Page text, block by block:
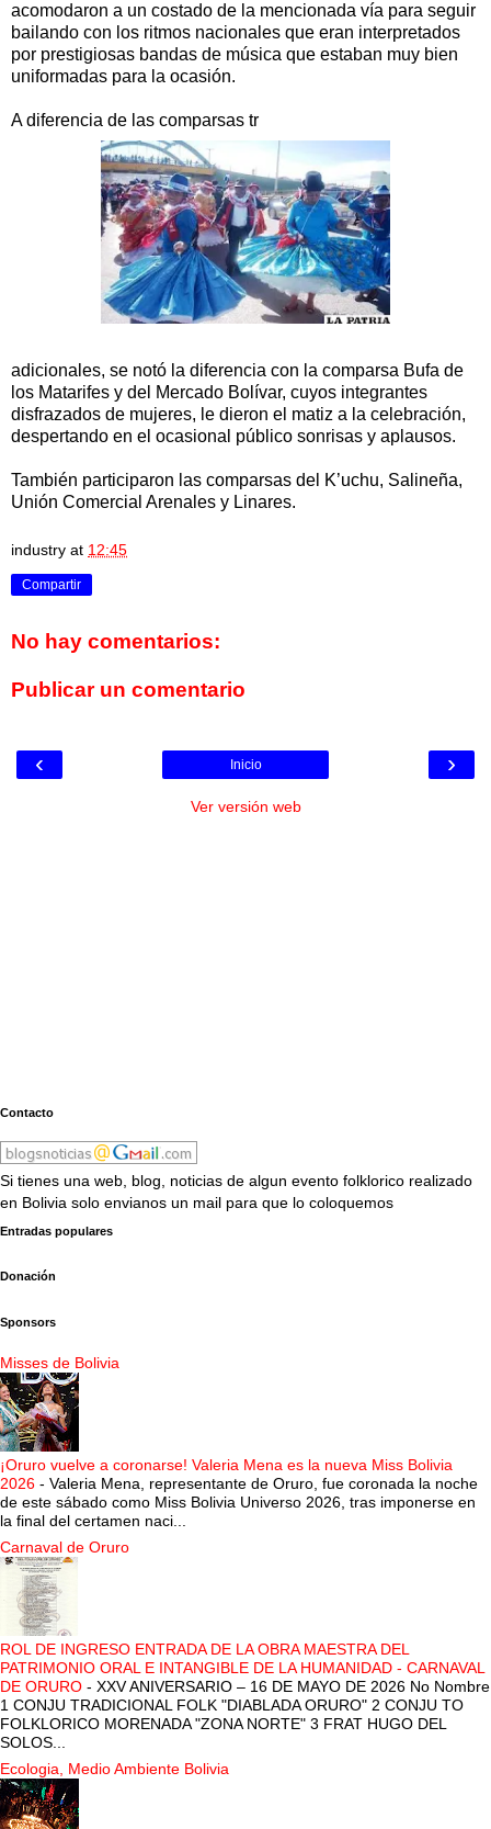
acomodaron a un costado de la mencionada vía para seguir
bailando con los ritmos nacionales que eran interpretados
por prestigiosas bandas de música que estaban muy bien
uniformadas para la ocasión.
A diferencia de las comparsas tr
adicionales, se notó la diferencia con la comparsa Bufa de
los Matarifes y del Mercado Bolívar, cuyos integrantes
disfrazados de mujeres, le dieron el matiz a la celebración,
despertando en el ocasional público sonrisas y aplausos.
También participaron las comparsas del K’uchu, Salineña,
Unión Comercial Arenales y Linares.
industry at 12:45
Compartir
No hay comentarios:
Publicar un comentario
‹ ›
Inicio
Ver versión web
Contacto
Si tienes una web, blog, noticias de algun evento folklorico realizado
en Bolivia solo envianos un mail para que lo coloquemos
Entradas populares
Donación
Sponsors
Misses de Bolivia
¡Oruro vuelve a coronarse! Valeria Mena es la nueva Miss Bolivia
2026 - Valeria Mena, representante de Oruro, fue coronada la noche
de este sábado como Miss Bolivia Universo 2026, tras imponerse en
la final del certamen naci...
Carnaval de Oruro
ROL DE INGRESO ENTRADA DE LA OBRA MAESTRA DEL
PATRIMONIO ORAL E INTANGIBLE DE LA HUMANIDAD - CARNAVAL
DE ORURO - XXV ANIVERSARIO – 16 DE MAYO DE 2026 No Nombre
1 CONJU TRADICIONAL FOLK "DIABLADA ORURO" 2 CONJU TO
FOLKLORICO MORENADA "ZONA NORTE" 3 FRAT HUGO DEL
SOLOS...
Ecologia, Medio Ambiente Bolivia